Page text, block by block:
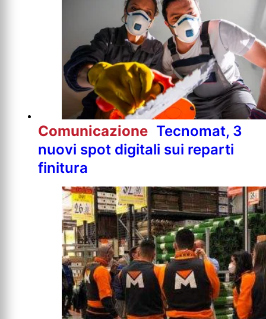
Comunicazione Tecnomat, 3
nuovi spot digitali sui reparti
finitura